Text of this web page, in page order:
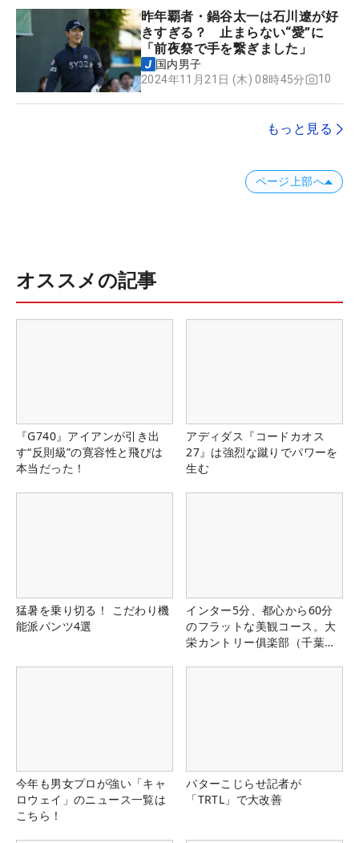
昨年覇者・鍋谷太一は石川遼が好
きすぎる？ 止まらない“愛”に
「前夜祭で手を繋ぎました」
国内男子
2024年11月21日 (木) 08時45分
10
もっと見る
ページ上部へ
オススメの記事
『G740』アイアンが引き出
す“反則級”の寛容性と飛びは
本当だった！
アディダス『コードカオス
27』は強烈な蹴りでパワーを
生む
猛暑を乗り切る！ こだわり機
能派パンツ4選
インター5分、都心から60分
のフラットな美観コース。大
栄カントリー俱楽部（千葉
今年も男女プロが強い「キャ
ロウェイ」のニュース一覧は
こちら！
パターこじらせ記者が
「TRTL」で大改善